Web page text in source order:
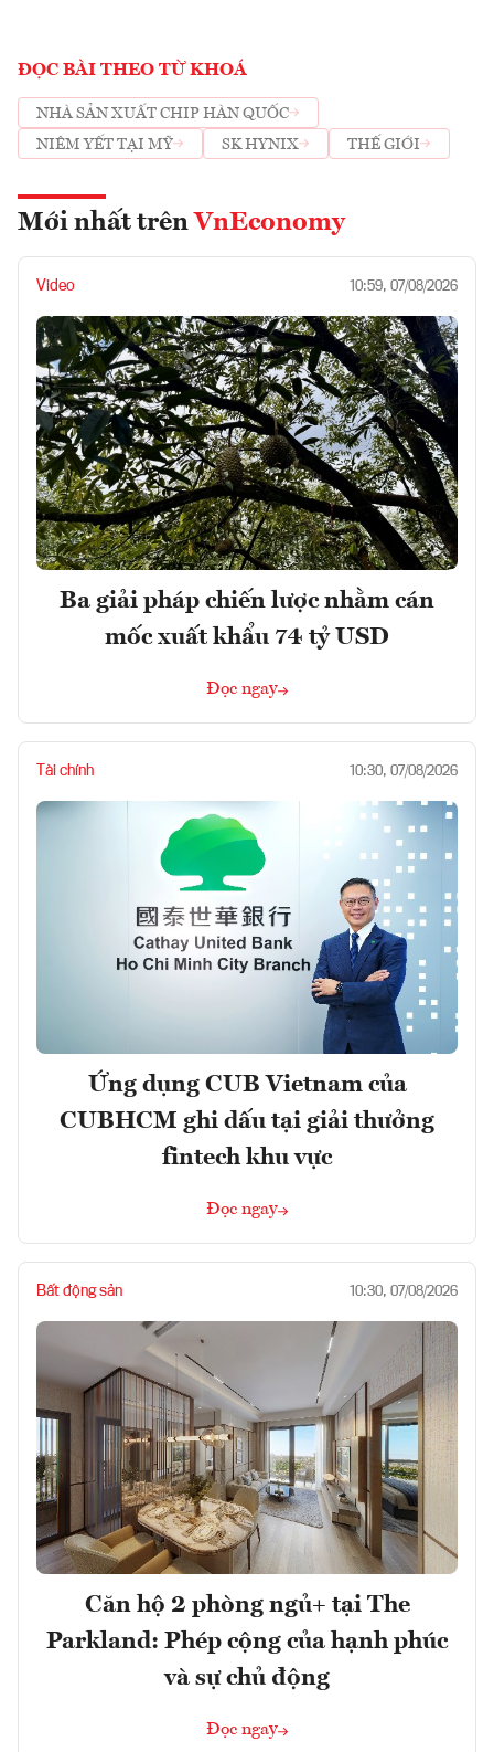
ĐỌC BÀI THEO TỪ KHOÁ
NHÀ SẢN XUẤT CHIP HÀN QUỐC
NIÊM YẾT TẠI MỸ
SK HYNIX THẾ GIỚI
Mới nhất trên VnEconomy
Video 10:59, 07/08/2026
Ba giải pháp chiến lược nhằm cán
mốc xuất khẩu 74 tỷ USD
Đọc ngay
Tài chính 10:30, 07/08/2026
Ứng dụng CUB Vietnam của
CUBHCM ghi dấu tại giải thưởng
fintech khu vực
Đọc ngay
Bất động sản 10:30, 07/08/2026
Căn hộ 2 phòng ngủ+ tại The
Parkland: Phép cộng của hạnh phúc
và sự chủ động
Đọc ngay